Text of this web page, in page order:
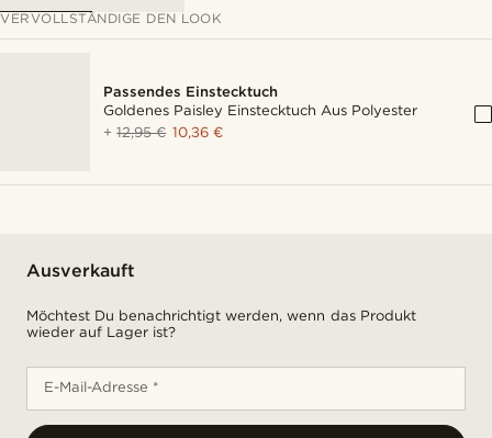
VERVOLLSTÄNDIGE DEN LOOK
Passendes Einstecktuch
Goldenes Paisley Einstecktuch Aus Polyester
+12,95 € 10,36 €
Ausverkauft
Möchtest Du benachrichtigt werden, wenn das Produkt
wieder auf Lager ist?
E-Mail-Adresse *